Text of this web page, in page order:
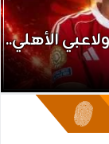
الأهلي..